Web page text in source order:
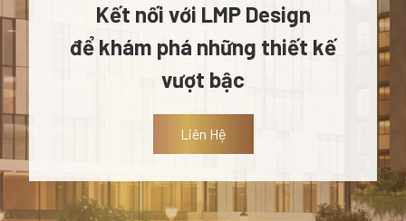
Kết nối với LMP Design
để khám phá những thiết kế
vượt bậc
Liên Hệ